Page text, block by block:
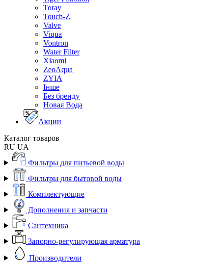
Toray
Touch-Z
Valve
Viqua
Vontron
Water Filter
Xiaomi
ZeoAqua
ZYIA
Інше
Без бренду
Новая Вода
Акции
Каталог товаров
RU UA
Фильтры для питьевой воды
Фильтры для бытовой воды
Комплектующие
Дополнения и запчасти
Сантехника
Запорно-регулирующая арматура
Производители